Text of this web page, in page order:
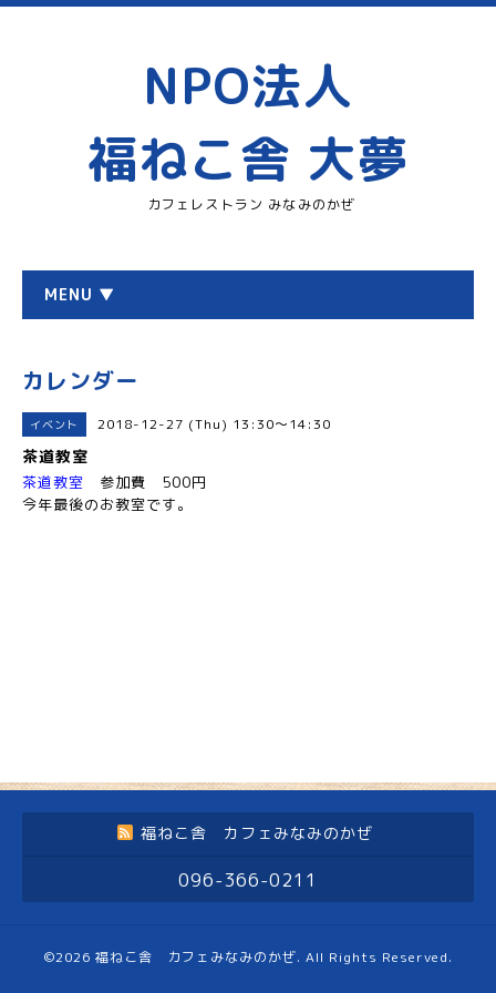
NPO法人
福ねこ舎 大夢
カフェレストラン みなみのかぜ
MENU ▼
カレンダー
イベント 2018-12-27 (Thu) 13:30～14:30
茶道教室
茶道教室 参加費 500円
今年最後のお教室です。
福ねこ舎 カフェみなみのかぜ
096-366-0211
©2026 福ねこ舎 カフェみなみのかぜ. All Rights Reserved.